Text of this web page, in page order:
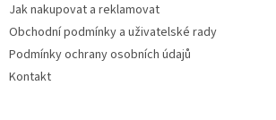
u
Jak nakupovat a reklamovat
Obchodní podmínky a uživatelské rady
Podmínky ochrany osobních údajů
Kontakt